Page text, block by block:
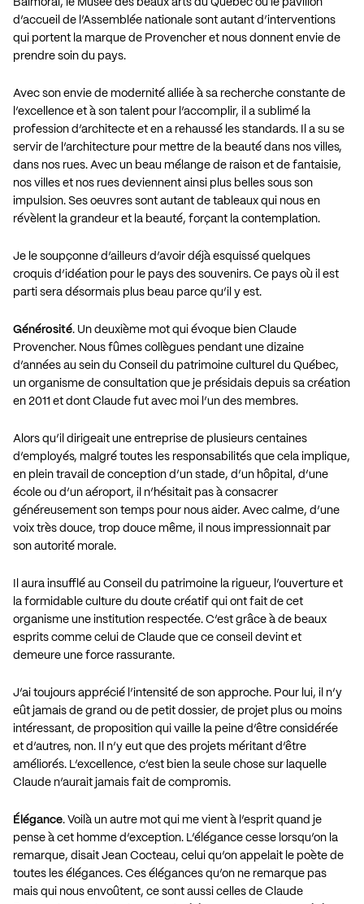
d’accueil de l’Assemblée nationale sont autant d’interventions
qui portent la marque de Provencher et nous donnent envie de
prendre soin du pays.
Avec son envie de modernité alliée à sa recherche constante de
l’excellence et à son talent pour l’accomplir, il a sublimé la
profession d’architecte et en a rehaussé les standards. Il a su se
servir de l’architecture pour mettre de la beauté dans nos villes,
dans nos rues. Avec un beau mélange de raison et de fantaisie,
nos villes et nos rues deviennent ainsi plus belles sous son
impulsion. Ses oeuvres sont autant de tableaux qui nous en
révèlent la grandeur et la beauté, forçant la contemplation.
Je le soupçonne d’ailleurs d’avoir déjà esquissé quelques
croquis d’idéation pour le pays des souvenirs. Ce pays où il est
parti sera désormais plus beau parce qu’il y est.
Générosité. Un deuxième mot qui évoque bien Claude
Provencher. Nous fûmes collègues pendant une dizaine
d’années au sein du Conseil du patrimoine culturel du Québec,
un organisme de consultation que je présidais depuis sa création
en 2011 et dont Claude fut avec moi l’un des membres.
Alors qu’il dirigeait une entreprise de plusieurs centaines
d’employés, malgré toutes les responsabilités que cela implique,
en plein travail de conception d’un stade, d’un hôpital, d’une
école ou d’un aéroport, il n’hésitait pas à consacrer
généreusement son temps pour nous aider. Avec calme, d’une
voix très douce, trop douce même, il nous impressionnait par
son autorité morale.
Il aura insufflé au Conseil du patrimoine la rigueur, l’ouverture et
la formidable culture du doute créatif qui ont fait de cet
organisme une institution respectée. C’est grâce à de beaux
esprits comme celui de Claude que ce conseil devint et
demeure une force rassurante.
J’ai toujours apprécié l’intensité de son approche. Pour lui, il n’y
eût jamais de grand ou de petit dossier, de projet plus ou moins
intéressant, de proposition qui vaille la peine d’être considérée
et d’autres, non. Il n’y eut que des projets méritant d’être
améliorés. L’excellence, c’est bien la seule chose sur laquelle
Claude n’aurait jamais fait de compromis.
Élégance. Voilà un autre mot qui me vient à l’esprit quand je
pense à cet homme d’exception. L’élégance cesse lorsqu’on la
remarque, disait Jean Cocteau, celui qu’on appelait le poète de
toutes les élégances. Ces élégances qu’on ne remarque pas
mais qui nous envoûtent, ce sont aussi celles de Claude